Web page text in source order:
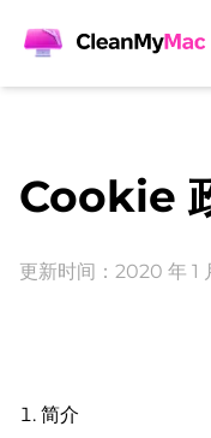
Cookie
更新时间：2020 年 1
简介